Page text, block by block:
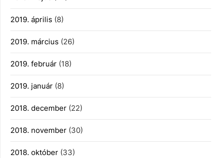
2019. április (8)
2019. március (26)
2019. február (18)
2019. január (8)
2018. december (22)
2018. november (30)
2018. október (33)